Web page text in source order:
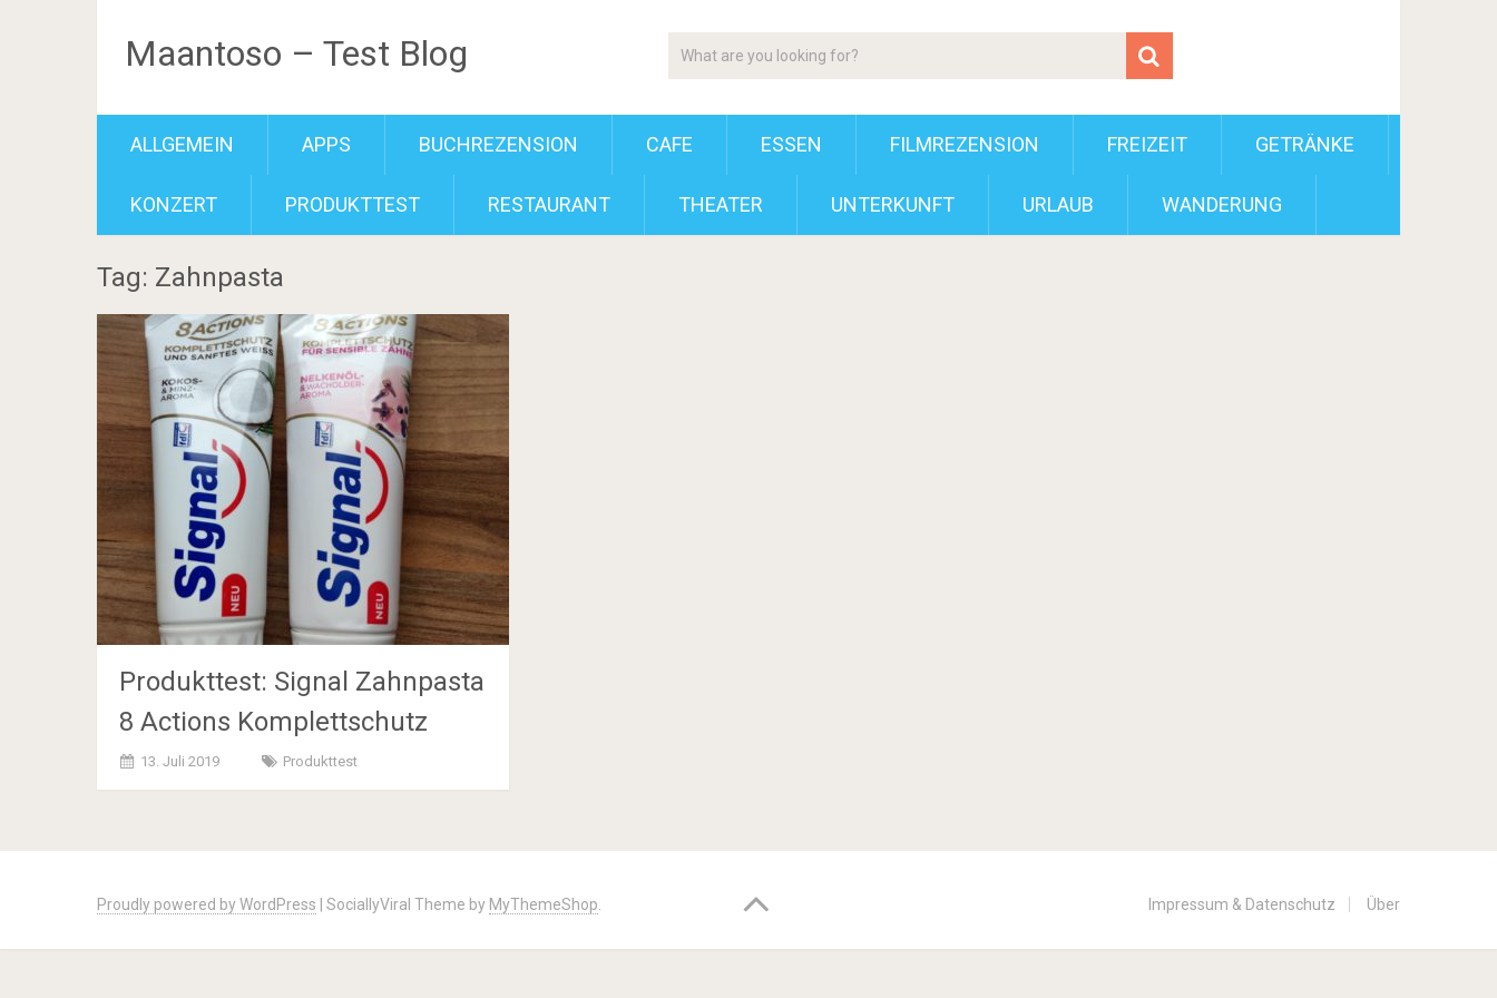
Maantoso – Test Blog
ALLGEMEIN APPS BUCHREZENSION CAFE ESSEN FILMREZENSION FREIZEIT GETRÄNKE
KONZERT PRODUKTTEST RESTAURANT THEATER UNTERKUNFT URLAUB WANDERUNG
Tag: Zahnpasta
Produkttest: Signal Zahnpasta
8 Actions Komplettschutz
13. Juli 2019 Produkttest
navigation
Proudly powered by WordPress SociallyViral Theme by MyThemeShop Impressum & Datenschutz Über